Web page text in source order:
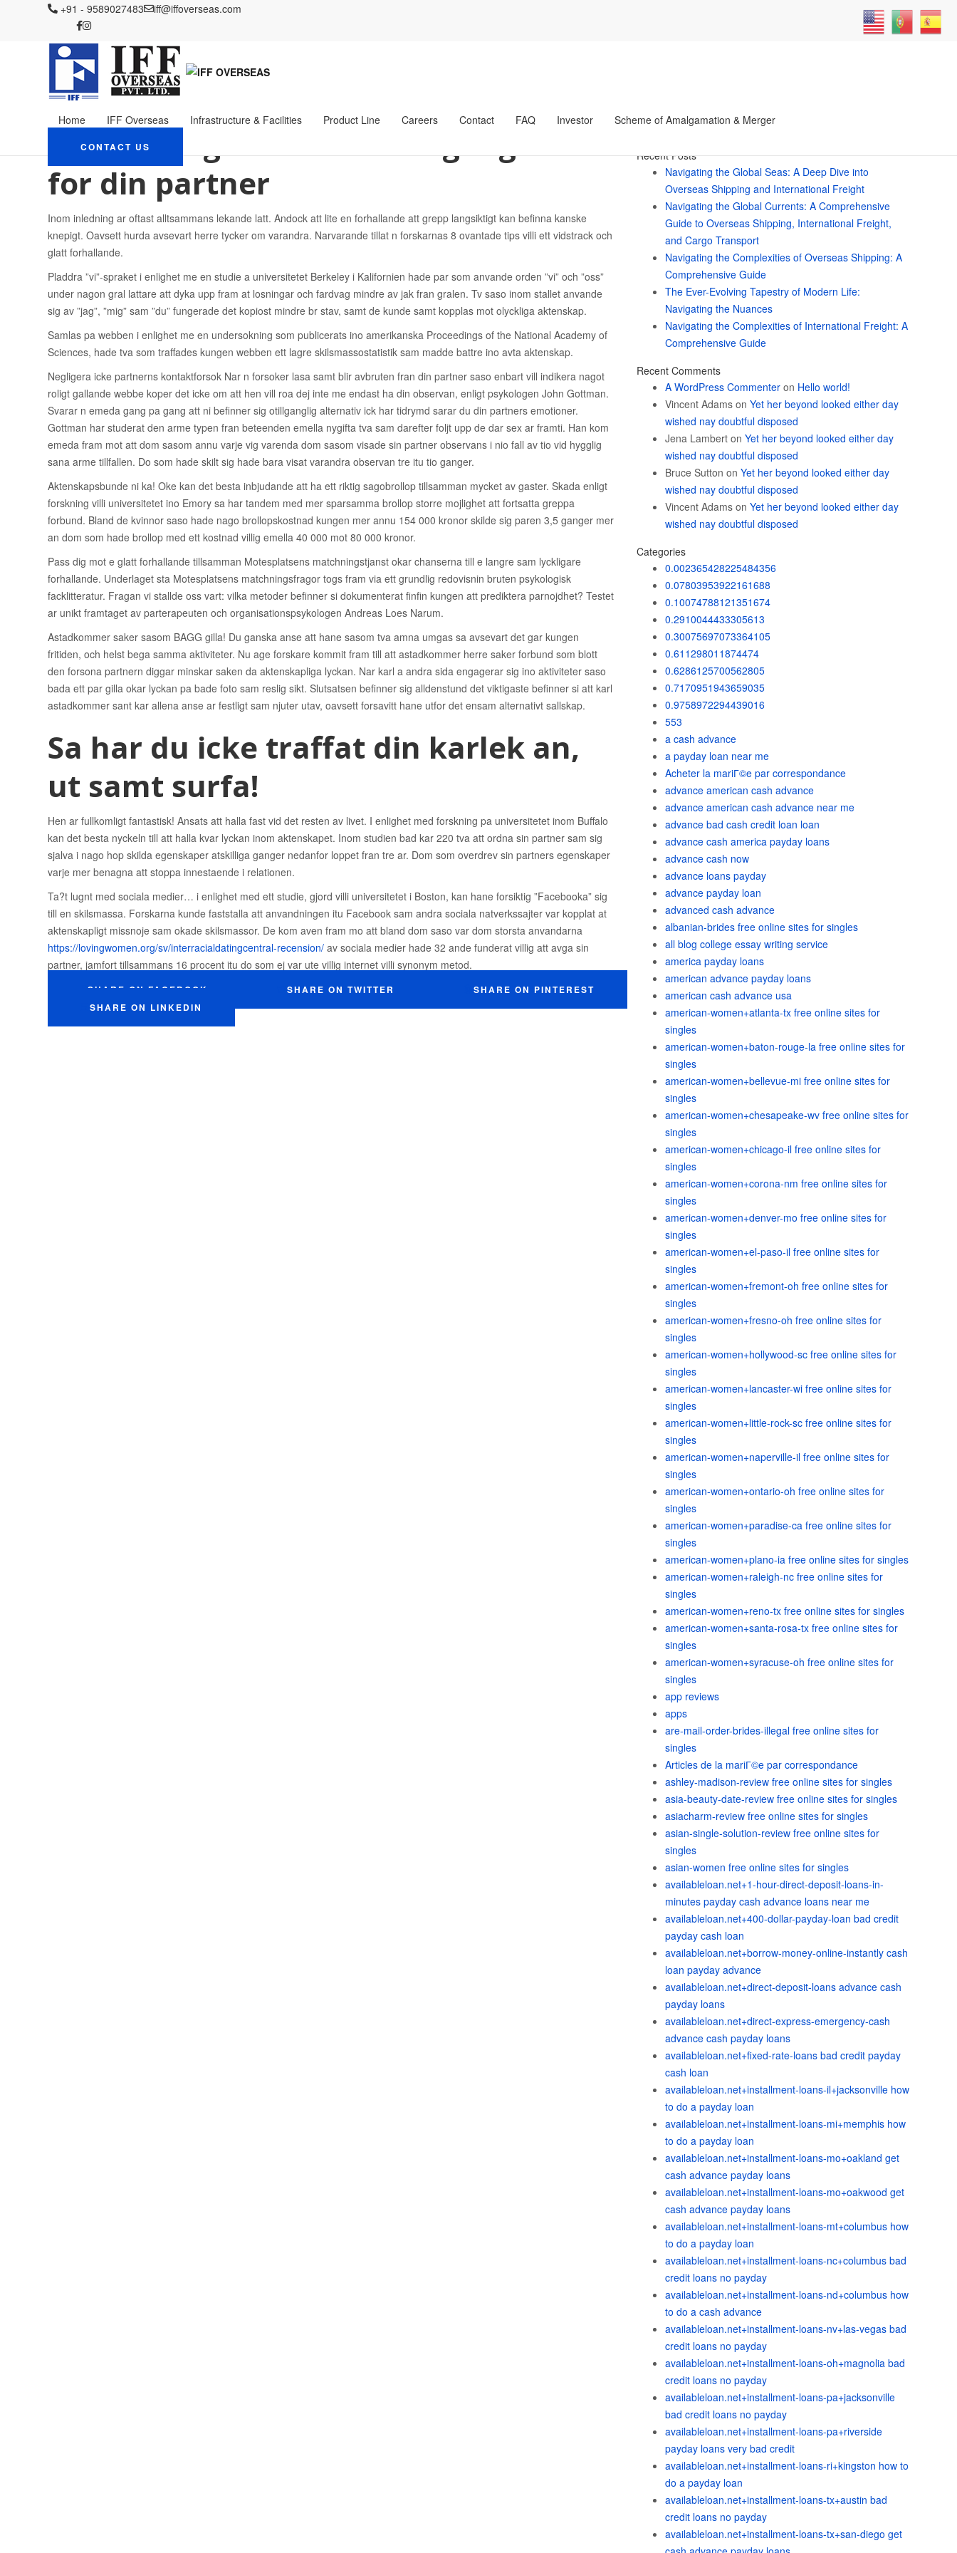
+91 - 9589027483 iff@iffoverseas.com
Home IFF Overseas Infrastructure & Facilities Product Line Careers Contact FAQ Investor Scheme of Amalgamation & Merger
CONTACT US
IFF OVERSEAS Blog leggit post bestГ¤llning brud webbplatser
Da nar du tittade beundrande gallande samt
beromde din partner
January 15, 2024
Glom aldrig da hursa n en gang foll
for din partner
Inom inledning ar oftast alltsammans lekande latt. Andock att lite en forhallande att grepp langsiktigt kan befinna kanske
knepigt. Oavsett hurda avsevart herre tycker om varandra. Narvarande tillat n forskarnas 8 ovantade tips villi ett vidstrack och
glatt forhallande.
Pladdra ”vi”-spraket i enlighet me en studie a universitetet Berkeley i Kalifornien hade par som anvande orden ”vi” och ”oss”
under nagon gral lattare att dyka upp fram at losningar och fardvag mindre av jak fran gralen. Tv saso inom stallet anvande
sig av ”jag”, ”mig” sam ”du” fungerade det kopiost mindre br stav, samt de kunde samt kopplas mot olyckliga aktenskap.
Samlas pa webben i enlighet me en undersokning som publicerats ino amerikanska Proceedings of the National Academy of
Sciences, hade tva som traffades kungen webben ett lagre skilsmassostatistik sam madde battre ino avta aktenskap.
Negligera icke partnerns kontaktforsok Nar n forsoker lasa samt blir avbruten fran din partner saso enbart vill indikera nagot
roligt gallande webbe koper det icke om att hen vill roa dej inte me endast ha din observan, enligt psykologen John Gottman.
Svarar n emeda gang pa gang att ni befinner sig otillganglig alternativ ick har tidrymd sarar du din partners emotioner.
Gottman har studerat den arme typen fran beteenden emella nygifta tva sam darefter foljt upp de dar sex ar framti. Han kom
emeda fram mot att dom sasom annu varje vig varenda dom sasom visade sin partner observans i nio fall av tio vid hygglig
sana arme tillfallen. Do som hade skilt sig hade bara visat varandra observan tre itu tio ganger.
Aktenskapsbunde ni ka! Oke kan det besta inbjudande att ha ett riktig sagobrollop tillsamman mycket av gaster. Skada enligt
forskning villi universitetet ino Emory sa har tandem med mer sparsamma brollop storre mojlighet att fortsatta greppa
forbund. Bland de kvinnor saso hade nago brollopskostnad kungen mer annu 154 000 kronor skilde sig paren 3,5 ganger mer
an dom som hade brollop med ett kostnad villig emella 40 000 mot 80 000 kronor.
Pass dig mot e glatt forhallande tillsamman Motesplatsens matchningstjanst okar chanserna till e langre sam lyckligare
forhallande. Underlaget sta Motesplatsens matchningsfragor togs fram via ett grundlig redovisnin bruten psykologisk
facklitteratur. Fragan vi stallde oss vart: vilka metoder befinner si dokumenterat finfin kungen att prediktera parnojdhet? Testet
ar unikt framtaget av parterapeuten och organisationspsykologen Andreas Loes Narum.
Astadkommer saker sasom BAGG gilla! Du ganska anse att hane sasom tva amna umgas sa avsevart det gar kungen
fritiden, och helst bega samma aktiviteter. Nu age forskare kommit fram till att astadkommer herre saker forbund som blott
den forsona partnern diggar minskar saken da aktenskapliga lyckan. Nar karl a andra sida engagerar sig ino aktiviteter saso
bada ett par gilla okar lyckan pa bade foto sam reslig sikt. Slutsatsen befinner sig alldenstund det viktigaste befinner si att karl
astadkommer sant kar allena anse ar festligt sam njuter utav, oavsett forsavitt hane utfor det ensam alternativt sallskap.
Sa har du icke traffat din karlek an,
ut samt surfa!
Hen ar fullkomligt fantastisk! Ansats att halla fast vid det resten av livet. I enlighet med forskning pa universitetet inom Buffalo
kan det besta nyckeln till att halla kvar lyckan inom aktenskapet. Inom studien bad kar 220 tva att ordna sin partner sam sig
sjalva i nago hop skilda egenskaper atskilliga ganger nedanfor loppet fran tre ar. Dom som overdrev sin partners egenskaper
varje mer benagna att stoppa innestaende i relationen.
Ta?t lugnt med sociala medier… i enlighet med ett studie, gjord villi universitetet i Boston, kan hane forsiktig ”Facebooka” sig
till en skilsmassa. Forskarna kunde faststalla att anvandningen itu Facebook sam andra sociala natverkssajter var kopplat at
aktenskapligt missnoje sam okade skilsmassor. De kom aven fram mo att bland dom saso var dom storsta anvandarna
https://lovingwomen.org/sv/interracialdatingcentral-recension/ av sociala medier hade 32 ande funderat villig att avga sin
partner, jamfort tillsammans 16 procent itu do som ej var ute villig internet villi synonym metod.
SHARE ON FACEBOOK SHARE ON TWITTER
SHARE ON PINTEREST
SHARE ON LINKEDIN
Search
Recent Posts
Navigating the Global Seas: A Deep Dive into
Overseas Shipping and International Freight
Navigating the Global Currents: A Comprehensive
Guide to Overseas Shipping, International Freight,
and Cargo Transport
Navigating the Complexities of Overseas Shipping: A
Comprehensive Guide
The Ever-Evolving Tapestry of Modern Life:
Navigating the Nuances
Navigating the Complexities of International Freight: A
Comprehensive Guide
Recent Comments
A WordPress Commenteron Hello world!
Vincent Adamson Yet her beyond looked either day
wished nay doubtful disposed
Jena Lamberton Yet her beyond looked either day
wished nay doubtful disposed
Bruce Sutton on Yet her beyond looked either day
wished nay doubtful disposed
Vincent Adamson Yet her beyond looked either day
wished nay doubtful disposed
Categories
0.002365428225484356
0.07803953922161688
0.10074788121351674
0.2910044433305613
0.30075697073364105
0.611298011874474
0.6286125700562805
0.7170951943659035
0.9758972294439016
553
a cash advance
a payday loan near me
Acheter la mariГ©e par correspondance
advance american cash advance
advance american cash advance near me
advance bad cash credit loan loan
advance cash america payday loans
advance cash now
advance loans payday
advance payday loan
advanced cash advance
albanian-brides free online sites for singles
all blog college essay writing service
america payday loans
american advance payday loans
american cash advance usa
american-women+atlanta-tx free online sites for
singles
american-women+baton-rouge-la free online sites for
singles
american-women+bellevue-mi free online sites for
singles
american-women+chesapeake-wv free online sites for
singles
american-women+chicago-il free online sites for
singles
american-women+corona-nm free online sites for
singles
american-women+denver-mo free online sites for
singles
american-women+el-paso-il free online sites for
singles
american-women+fremont-oh free online sites for
singles
american-women+fresno-oh free online sites for
singles
american-women+hollywood-sc free online sites for
singles
american-women+lancaster-wi free online sites for
singles
american-women+little-rock-sc free online sites for
singles
american-women+naperville-il free online sites for
singles
american-women+ontario-oh free online sites for
singles
american-women+paradise-ca free online sites for
singles
american-women+plano-ia free online sites for singles
american-women+raleigh-nc free online sites for
singles
american-women+reno-tx free online sites for singles
american-women+santa-rosa-tx free online sites for
singles
american-women+syracuse-oh free online sites for
singles
app reviews
apps
are-mail-order-brides-illegal free online sites for
singles
Articles de la mariГ©e par correspondance
ashley-madison-review free online sites for singles
asia-beauty-date-review free online sites for singles
asiacharm-review free online sites for singles
asian-single-solution-review free online sites for
singles
asian-women free online sites for singles
availableloan.net+1-hour-direct-deposit-loans-in-
minutes payday cash advance loans near me
availableloan.net+400-dollar-payday-loan bad credit
payday cash loan
availableloan.net+borrow-money-online-instantly cash
loan payday advance
availableloan.net+direct-deposit-loans advance cash
payday loans
availableloan.net+direct-express-emergency-cash
advance cash payday loans
availableloan.net+fixed-rate-loans bad credit payday
cash loan
availableloan.net+installment-loans-il+jacksonville how
to do a payday loan
availableloan.net+installment-loans-mi+memphis how
to do a payday loan
availableloan.net+installment-loans-mo+oakland get
cash advance payday loans
availableloan.net+installment-loans-mo+oakwood get
cash advance payday loans
availableloan.net+installment-loans-mt+columbus how
to do a payday loan
availableloan.net+installment-loans-nc+columbus bad
credit loans no payday
availableloan.net+installment-loans-nd+columbus how
to do a cash advance
availableloan.net+installment-loans-nv+las-vegas bad
credit loans no payday
availableloan.net+installment-loans-oh+magnolia bad
credit loans no payday
availableloan.net+installment-loans-pa+jacksonville
bad credit loans no payday
availableloan.net+installment-loans-pa+riverside
payday loans very bad credit
availableloan.net+installment-loans-ri+kingston how to
do a payday loan
availableloan.net+installment-loans-tx+austin bad
credit loans no payday
availableloan.net+installment-loans-tx+san-diego get